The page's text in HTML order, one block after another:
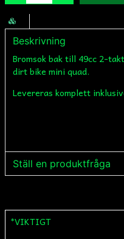
Beskrivning
Bromsok bak till 49cc 2-
dirt bike mini quad.
Levereras komplett
Ställ en produktfråga
*VIKTIGT